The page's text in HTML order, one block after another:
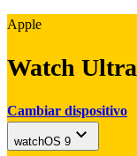
Apple
Watch Ultra
Cambiar dispositivo
watchOS 9